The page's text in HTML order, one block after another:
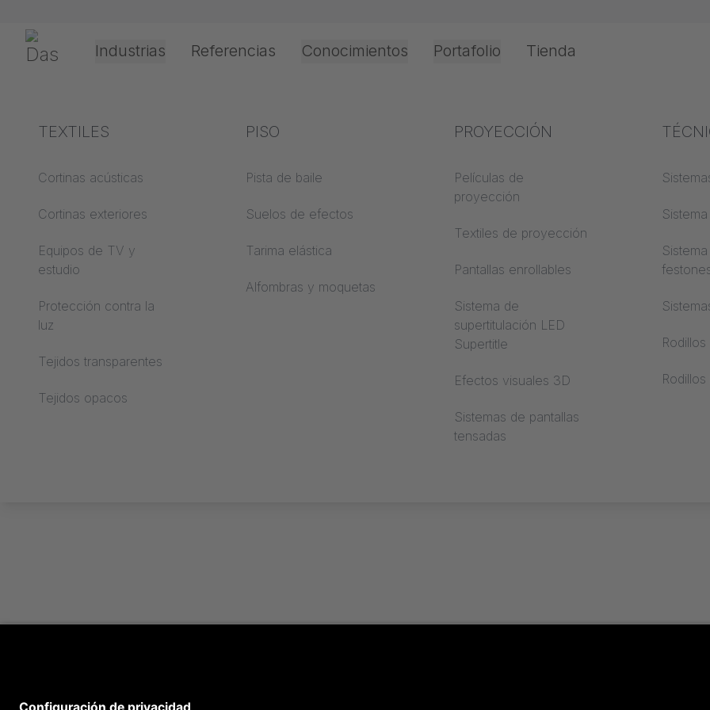
Gerriets Industrias
Teatro y cultura
Eventos y
Oficina e Interior
Referencias Conocimientos
Explicación de los
ABC de películas de
ABC de textiles de
Técnicas de
aplicación
Tipos de
Procesamiento de
películas de
Experiencia en el
Conocimientos textiles
Conocimientos
proyección
de
Trevira
Portafolio
TEXTILES
Cortinas acústicas
Cortinas exteriores
Equipos de TV y
estudio
Protección contra la
luz
Tejidos transparentes
Tejidos opacos
PISO
Pista de baile
Suelos de efectos
Tarima elástica
Alfombras y moquetas
PROYECCIÓN
Películas de
proyección
Textiles de proyección
Pantallas enrollables
Sistema de
supertitulación LED
Supertitle
Efectos visuales 3D
Sistemas de pantallas
tensadas
Tienda